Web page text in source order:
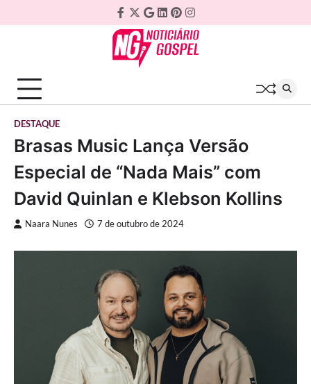
to
Facebook
Twitter
Google
Plus
Linkedin
Pinterest
Instagram
DESTAQUE
Brasas Music Lança Versão
Especial de “Nada Mais” com
David Quinlan e Klebson Kollins
Naara Nunes 7 de outubro de 2024